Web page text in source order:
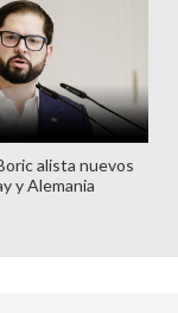
alista nuevos
y Alemania